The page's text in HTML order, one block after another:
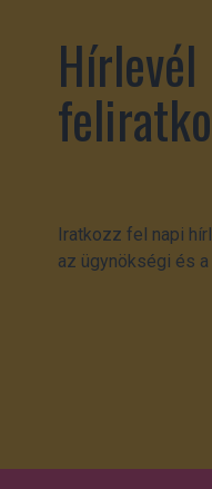
Hírlevél
Iratkozz fel napi
az ügynökségi és